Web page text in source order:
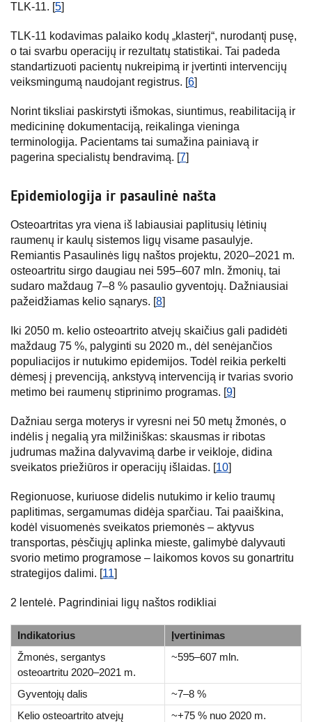
TLK-11. [5]
TLK-11 kodavimas palaiko kodų „klasterį“, nurodantį pusę,
o tai svarbu operacijų ir rezultatų statistikai. Tai padeda
standartizuoti pacientų nukreipimą ir įvertinti intervencijų
veiksmingumą naudojant registrus. [6]
Norint tiksliai paskirstyti išmokas, siuntimus, reabilitaciją ir
medicininę dokumentaciją, reikalinga vieninga
terminologija. Pacientams tai sumažina painiavą ir
pagerina specialistų bendravimą. [7]
Epidemiologija ir pasaulinė našta
Osteoartritas yra viena iš labiausiai paplitusių lėtinių
raumenų ir kaulų sistemos ligų visame pasaulyje.
Remiantis Pasaulinės ligų naštos projektu, 2020–2021 m.
osteoartritu sirgo daugiau nei 595–607 mln. žmonių, tai
sudaro maždaug 7–8 % pasaulio gyventojų. Dažniausiai
pažeidžiamas kelio sąnarys. [8]
Iki 2050 m. kelio osteoartrito atvejų skaičius gali padidėti
maždaug 75 %, palyginti su 2020 m., dėl senėjančios
populiacijos ir nutukimo epidemijos. Todėl reikia perkelti
dėmesį į prevenciją, ankstyvą intervenciją ir tvarias svorio
metimo bei raumenų stiprinimo programas. [9]
Dažniau serga moterys ir vyresni nei 50 metų žmonės, o
indėlis į negalią yra milžiniškas: skausmas ir ribotas
judrumas mažina dalyvavimą darbe ir veikloje, didina
sveikatos priežiūros ir operacijų išlaidas. [10]
Regionuose, kuriuose didelis nutukimo ir kelio traumų
paplitimas, sergamumas didėja sparčiau. Tai paaiškina,
kodėl visuomenės sveikatos priemonės – aktyvus
transportas, pėsčiųjų aplinka mieste, galimybė dalyvauti
svorio metimo programose – laikomos kovos su gonartritu
strategijos dalimi. [11]
2 lentelė. Pagrindiniai ligų naštos rodikliai
Indikatorius
Įvertinimas
Žmonės, sergantys
osteoartritu 2020–2021 m.
~595–607 mln.
Gyventojų dalis
~7–8 %
Kelio osteoartrito atvejų
~+75 % nuo 2020 m.